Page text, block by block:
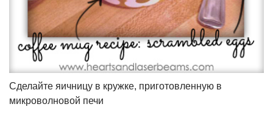
Сделайте яичницу в кружке, приготовленную в
микроволновой печи